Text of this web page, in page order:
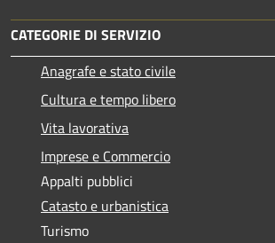
CATEGORIE DI SERVIZIO
Anagrafe e stato civile
Cultura e tempo libero
Vita lavorativa
Imprese e Commercio
Appalti pubblici
Catasto e urbanistica
Turismo